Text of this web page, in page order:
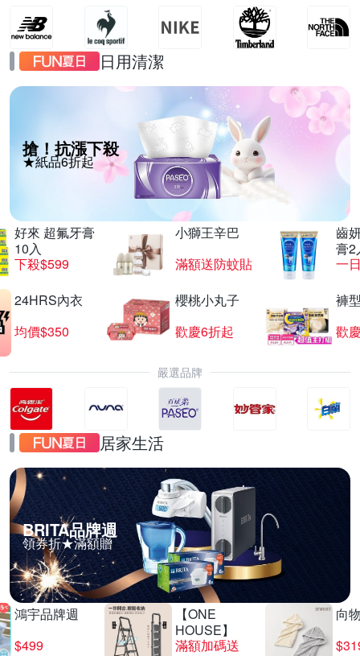
日用清潔
搶！抗漲下殺
★紙品6折起
好來 超氟牙膏
10入
下殺$599
小獅王辛巴
滿額送防蚊貼
齒
膏2
一
24HRS內衣
均價$350
櫻桃小丸子
歡慶6折起
褲
歡
嚴選品牌
居家生活
BRITA品牌週
領券折★滿額贈
鴻宇品牌週
$499
【ONE
HOUSE】
滿額加碼送
向